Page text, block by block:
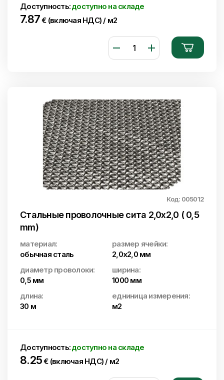
Доступность:доступно на складе
7.87€ (включая НДС) / м2
Код: 005012
Стальные проволочные сита 2,0x2,0 ( 0,5
mm)
материал:
обычная сталь
размер ячейки:
2,0х2,0 мм
диаметр проволоки:
0,5 мм
ширина:
1000 мм
длина:
30 м
едниница измерения:
м2
Доступность:доступно на складе
8.25€ (включая НДС) / м2